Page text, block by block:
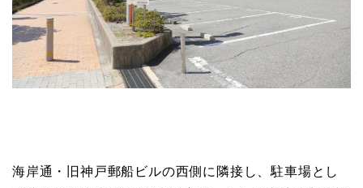
海岸通・旧神戸郵船ビルの西側に隣接し、駐車場とし